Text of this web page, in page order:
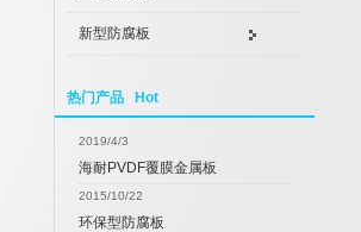
新型防腐板
热门产品 Hot
2019/4/3
海耐PVDF覆膜金属板
2015/10/22
环保型防腐板